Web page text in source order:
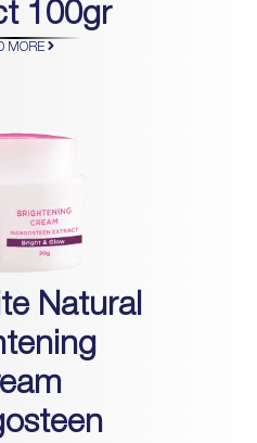
100gr
MORE
Natural